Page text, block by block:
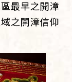
最早之開漳
之開漳信仰